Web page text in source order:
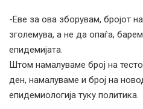
-Еве за ова зборувам, бројот
зголемува, а не да опаѓа,
епидемијата.
Штом намалуваме број на
ден, намалуваме и број на
епидемиологија туку политика.